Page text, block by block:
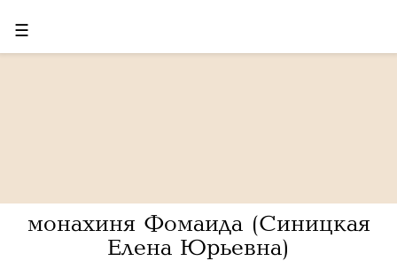
☰
монахиня Фомаида (Синицкая
Елена Юрьевна)